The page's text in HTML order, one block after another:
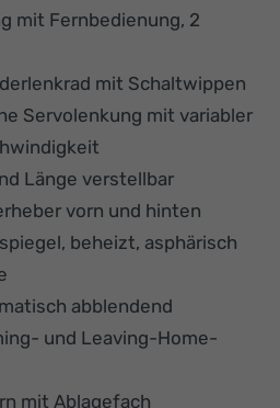
mit Fernbedienung, 2
mit Schaltwippen
Servolenkung mit variabler
Länge verstellbar
vorn und hinten
beheizt, asphärisch
abblendend
und Leaving-Home-
mit Ablagefach